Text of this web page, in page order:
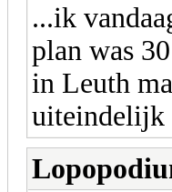
...ik
plan was
in Leuth
uiteindelijk